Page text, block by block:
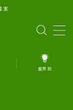
案
業界別